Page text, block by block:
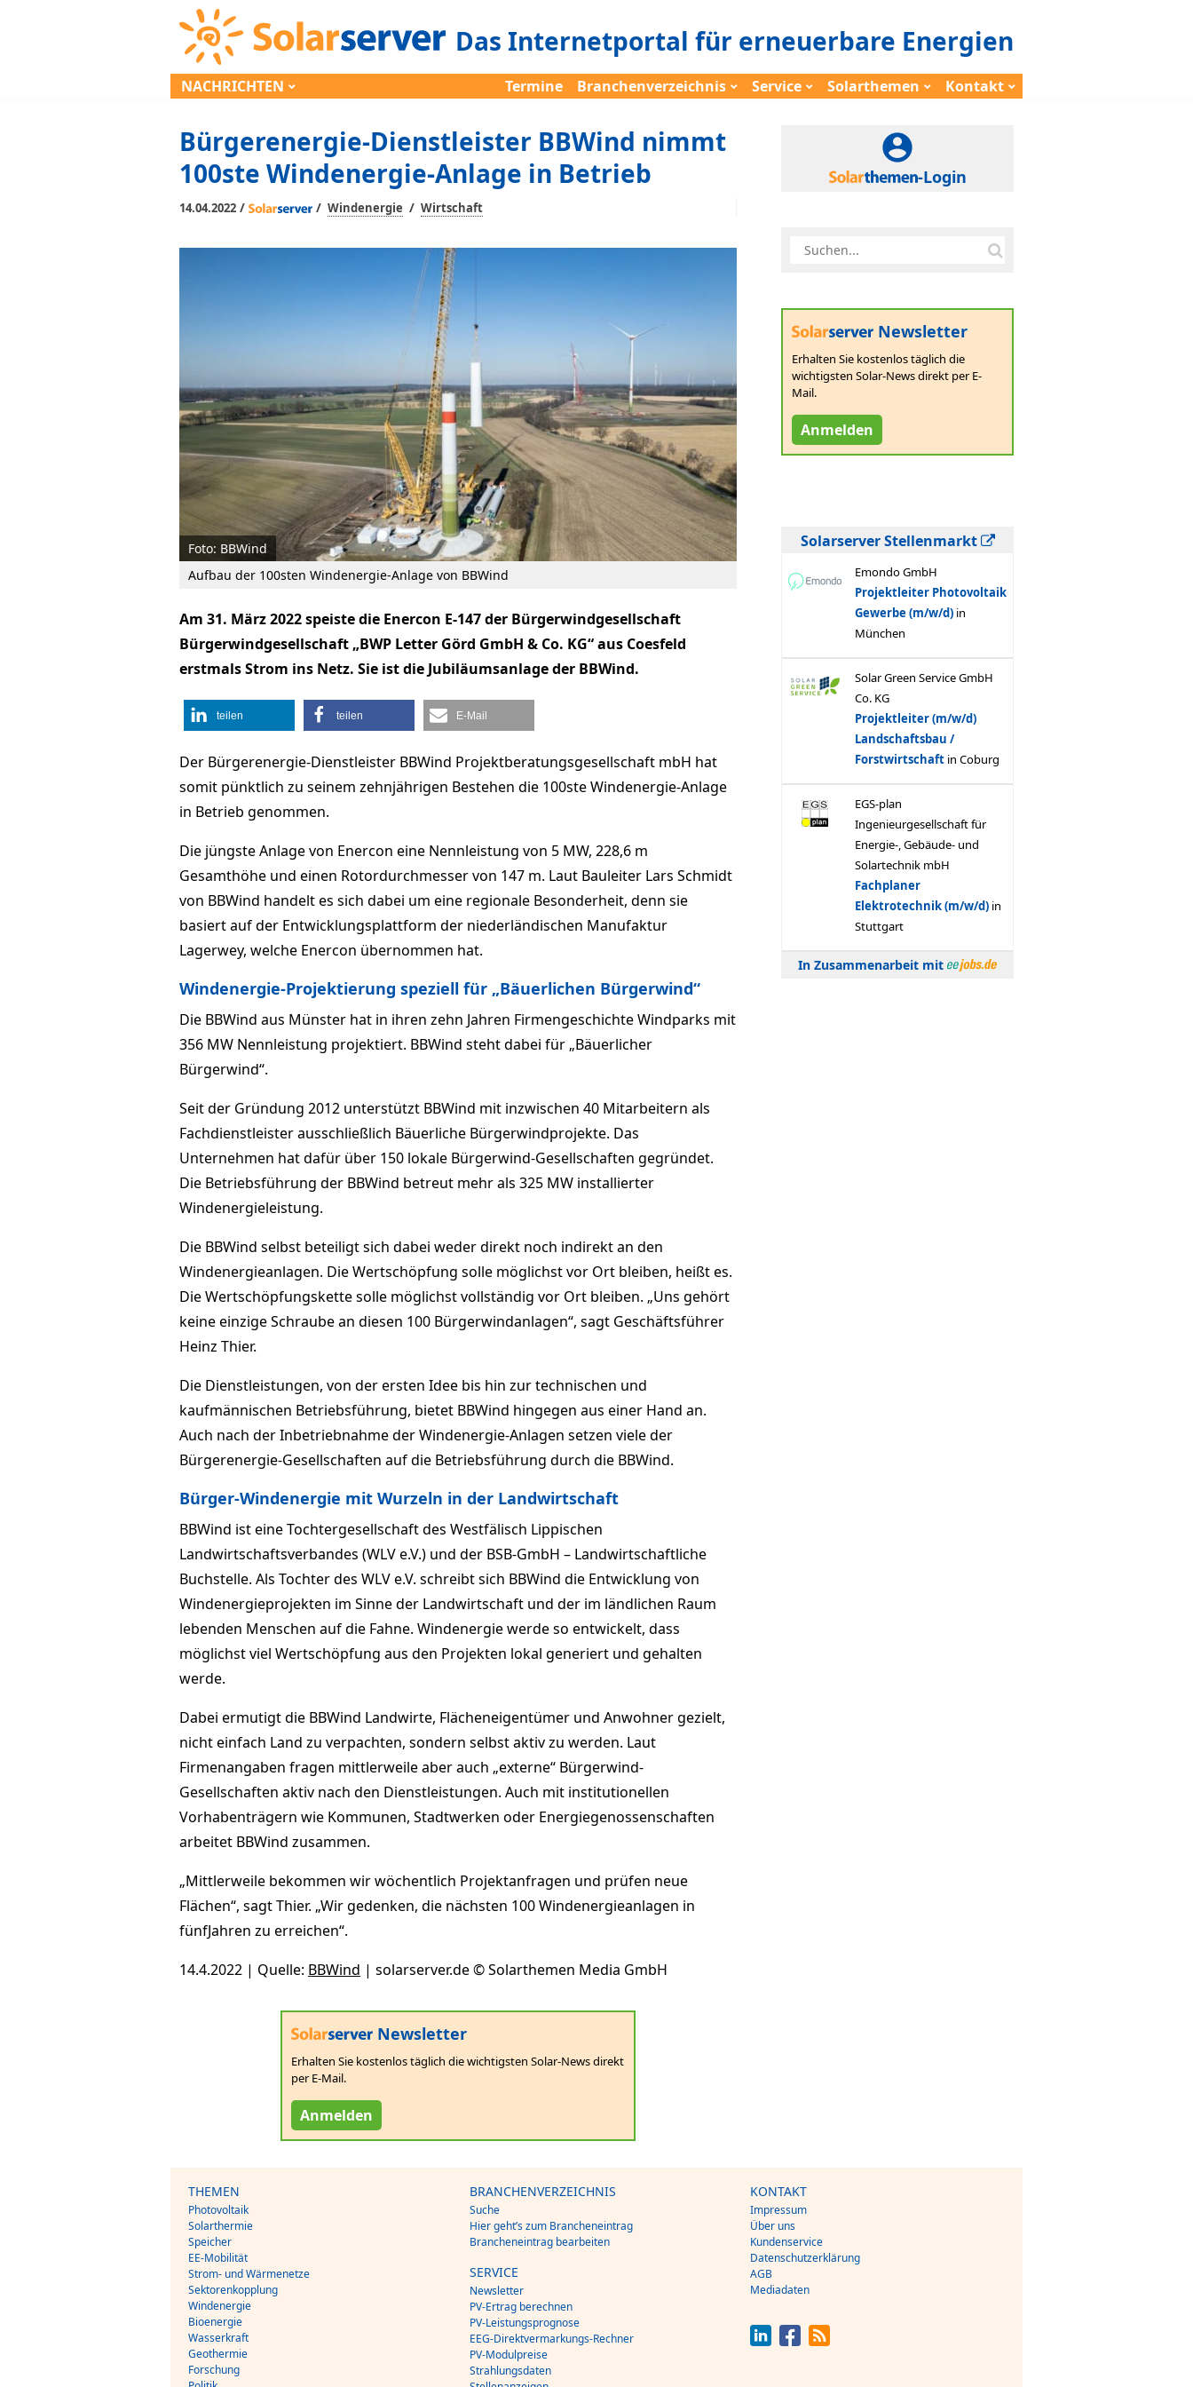
Das Internetportal für erneuerbare Energien
NACHRICHTEN Termine Branchenverzeichnis Service Solarthemen Kontakt
Bürgerenergie-Dienstleister BBWind nimmt
100ste Windenergie-Anlage in Betrieb
14.04.2022 / / Windenergie / Wirtschaft
Foto: BBWind
Aufbau der 100sten Windenergie-Anlage von BBWind
Am 31. März 2022 speiste die Enercon E-147 der Bürgerwindgesellschaft
Bürgerwindgesellschaft „BWP Letter Görd GmbH & Co. KG“ aus Coesfeld
erstmals Strom ins Netz. Sie ist die Jubiläumsanlage der BBWind.
teilen teilen E-Mail
Der Bürgerenergie-Dienstleister BBWind Projektberatungsgesellschaft mbH hat
somit pünktlich zu seinem zehnjährigen Bestehen die 100ste Windenergie-Anlage
in Betrieb genommen.
Die jüngste Anlage von Enercon eine Nennleistung von 5 MW, 228,6 m
Gesamthöhe und einen Rotordurchmesser von 147 m. Laut Bauleiter Lars Schmidt
von BBWind handelt es sich dabei um eine regionale Besonderheit, denn sie
basiert auf der Entwicklungsplattform der niederländischen Manufaktur
Lagerwey, welche Enercon übernommen hat.
Windenergie-Projektierung speziell für „Bäuerlichen Bürgerwind“
Die BBWind aus Münster hat in ihren zehn Jahren Firmengeschichte Windparks mit
356 MW Nennleistung projektiert. BBWind steht dabei für „Bäuerlicher
Bürgerwind“.
Seit der Gründung 2012 unterstützt BBWind mit inzwischen 40 Mitarbeitern als
Fachdienstleister ausschließlich Bäuerliche Bürgerwindprojekte. Das
Unternehmen hat dafür über 150 lokale Bürgerwind-Gesellschaften gegründet.
Die Betriebsführung der BBWind betreut mehr als 325 MW installierter
Windenergieleistung.
Die BBWind selbst beteiligt sich dabei weder direkt noch indirekt an den
Windenergieanlagen. Die Wertschöpfung solle möglichst vor Ort bleiben, heißt es.
Die Wertschöpfungskette solle möglichst vollständig vor Ort bleiben. „Uns gehört
keine einzige Schraube an diesen 100 Bürgerwindanlagen“, sagt Geschäftsführer
Heinz Thier.
Die Dienstleistungen, von der ersten Idee bis hin zur technischen und
kaufmännischen Betriebsführung, bietet BBWind hingegen aus einer Hand an.
Auch nach der Inbetriebnahme der Windenergie-Anlagen setzen viele der
Bürgerenergie-Gesellschaften auf die Betriebsführung durch die BBWind.
Bürger-Windenergie mit Wurzeln in der Landwirtschaft
BBWind ist eine Tochtergesellschaft des Westfälisch Lippischen
Landwirtschaftsverbandes (WLV e.V.) und der BSB-GmbH – Landwirtschaftliche
Buchstelle. Als Tochter des WLV e.V. schreibt sich BBWind die Entwicklung von
Windenergieprojekten im Sinne der Landwirtschaft und der im ländlichen Raum
lebenden Menschen auf die Fahne. Windenergie werde so entwickelt, dass
möglichst viel Wertschöpfung aus den Projekten lokal generiert und gehalten
werde.
Dabei ermutigt die BBWind Landwirte, Flächeneigentümer und Anwohner gezielt,
nicht einfach Land zu verpachten, sondern selbst aktiv zu werden. Laut
Firmenangaben fragen mittlerweile aber auch „externe“ Bürgerwind-
Gesellschaften aktiv nach den Dienstleistungen. Auch mit institutionellen
Vorhabenträgern wie Kommunen, Stadtwerken oder Energiegenossenschaften
arbeitet BBWind zusammen.
„Mittlerweile bekommen wir wöchentlich Projektanfragen und prüfen neue
Flächen“, sagt Thier. „Wir gedenken, die nächsten 100 Windenergieanlagen in
fünfJahren zu erreichen“.
14.4.2022 | Quelle: BBWind | solarserver.de © Solarthemen Media GmbH
Newsletter
Erhalten Sie kostenlos täglich die wichtigsten Solar-News direkt
per E-Mail.
Anmelden
-Login
Newsletter
Erhalten Sie kostenlos täglich die
wichtigsten Solar-News direkt per E-
Mail.
Anmelden
Solarserver Stellenmarkt
In Zusammenarbeit mit
THEMEN
Photovoltaik
Solarthermie
Speicher
EE-Mobilität
Strom- und Wärmenetze
Sektorenkopplung
Windenergie
Bioenergie
Wasserkraft
Geothermie
Forschung
BRANCHENVERZEICHNIS
Suche
Hier geht’s zum Brancheneintrag
Brancheneintrag bearbeiten
SERVICE
Newsletter
PV-Ertrag berechnen
PV-Leistungsprognose
EEG-Direktvermarkungs-Rechner
PV-Modulpreise
Strahlungsdaten
KONTAKT
Impressum
Über uns
Kundenservice
Datenschutzerklärung
AGB
Mediadaten